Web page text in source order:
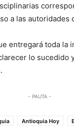
a las autoridades
entregará toda la
lo sucedido
- PAUTA -
Antioquia Hoy